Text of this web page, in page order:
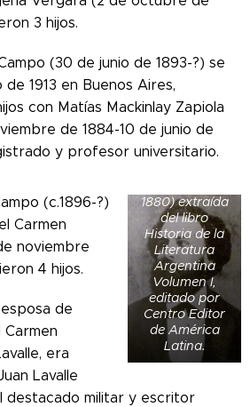
3 hijos.
(30 de junio de 1893-?) se
1913 en Buenos Aires,
con Matías Mackinlay Zapiola
de 1884-10 de junio de
y profesor universitario.
Fotografía de
1880) extraída
del libro
Historia de la
Literatura
Argentina
Volumen I,
editado por
Centro Editor
de América
Latina.
(c.1896-?)
Carmen
noviembre
4 hijos.
de
Carmen
era
Lavalle
destacado militar y escritor